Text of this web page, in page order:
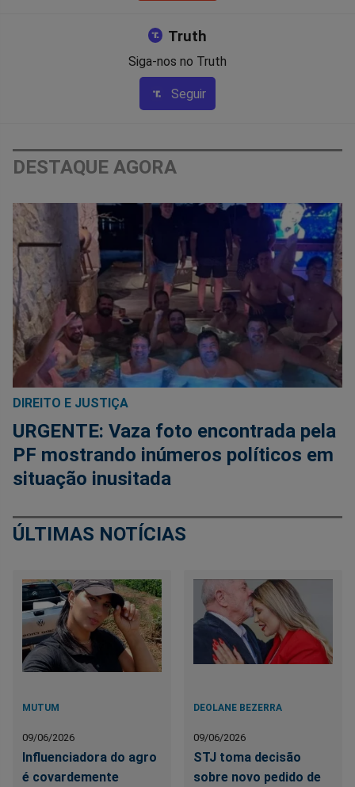
Truth
Siga-nos no Truth
Seguir
DESTAQUE AGORA
DIREITO E JUSTIÇA
URGENTE: Vaza foto encontrada pela
PF mostrando inúmeros políticos em
situação inusitada
ÚLTIMAS NOTÍCIAS
MUTUM
09/06/2026
Influenciadora do agro
é covardemente
DEOLANE BEZERRA
09/06/2026
STJ toma decisão
sobre novo pedido de